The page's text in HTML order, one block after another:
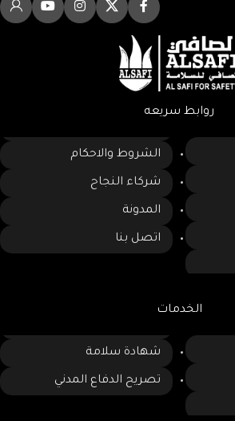
روابط سريعه
الشروط والاحكام
شركاء النجاح
المدونة
اتصل بنا
الخدمات
شهادة سلامة
تصريح الدفاع المدني